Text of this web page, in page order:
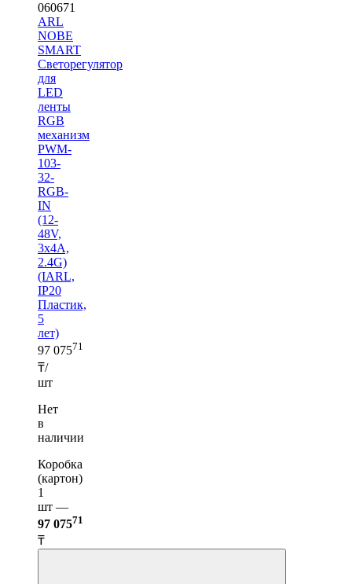
060671
ARL
NOBE
SMART
Светорегулятор
для
LED
ленты
RGB
механизм
PWM-
103-
32-
RGB-
IN
(12-
48V,
3x4A,
2.4G)
(IARL,
IP20
Пластик,
5
лет)
97 07571
₸/
шт
Нет
в
наличии
Коробка
(картон)
1
шт —
97 07571
₸